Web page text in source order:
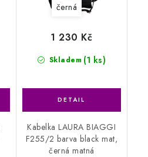
černá
Skladem (1 ks)
1 230 Kč
Kabelka LAURA BIAGGI
F255/2 barva black mat,
černá matná